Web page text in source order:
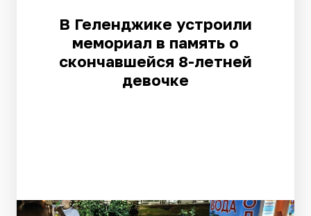
В Геленджике устроили
мемориал в память о
скончавшейся 8-летней
девочке